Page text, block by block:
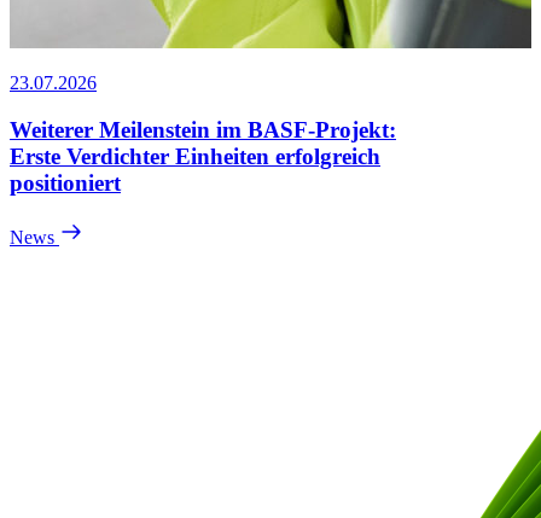
23.07.2026
Weiterer Meilenstein im BASF-Projekt:
Erste Verdichter Einheiten erfolgreich
positioniert
News